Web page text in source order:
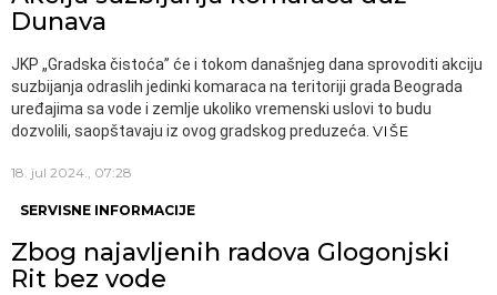
Dunava
JKP „Gradska čistoća” će i tokom današnjeg dana sprovoditi akciju
suzbijanja odraslih jedinki komaraca na teritoriji grada Beograda
uređajima sa vode i zemlje ukoliko vremenski uslovi to budu
dozvolili, saopštavaju iz ovog gradskog preduzeća. VIŠE
18. jul 2024., 07:28
SERVISNE INFORMACIJE
Zbog najavljenih radova Glogonjski
Rit bez vode